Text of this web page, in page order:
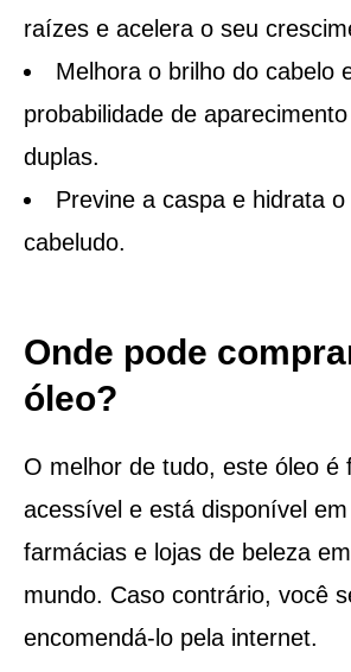
raízes e acelera o seu
Melhora o brilho do cabelo
probabilidade de
duplas.
Previne a caspa e hidrata o
cabeludo.
Onde pode
óleo?
O melhor de tudo, este óleo é
acessível e está disponível
farmácias e lojas de beleza
mundo. Caso contrário, você
encomendá-lo pela internet.